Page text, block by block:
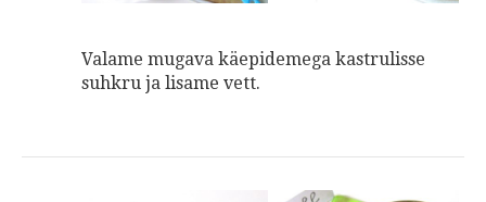
Valame mugava käepidemega kastrulisse
suhkru ja lisame vett.